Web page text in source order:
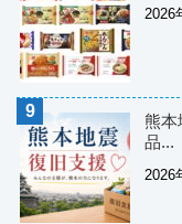
2026
熊本
品...
2026